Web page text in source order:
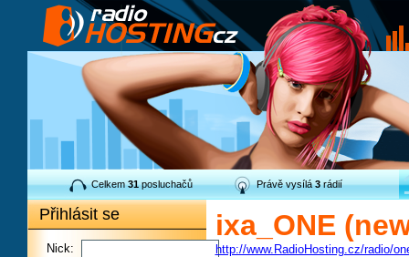
Celkem31posluchačů Právě vysílá3rádií
Přihlásit se
Nick:
ixa_ONE
http://www.RadioHosting.cz/radio/